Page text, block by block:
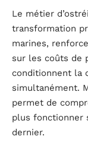
Le métier
transformation
marines,
sur les coûts de
conditionnent la
simultanément.
permet de
plus fonctionner
dernier.